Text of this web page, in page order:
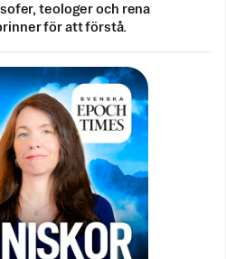
teologer och rena
för att förstå.